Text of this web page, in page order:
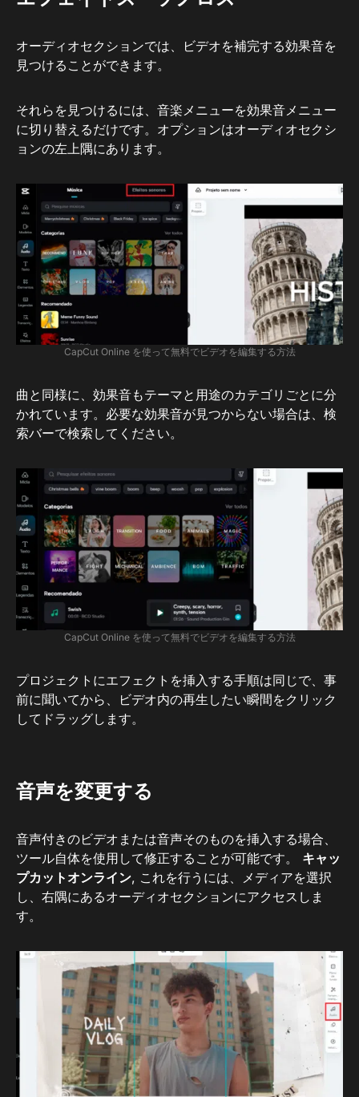
オーディオセクションでは、ビデオを補完する効果音を
見つけることができます。
それらを見つけるには、音楽メニューを効果音メニュー
に切り替えるだけです。オプションはオーディオセクシ
ョンの左上隅にあります。
CapCut Online を使って無料でビデオを編集する方法
曲と同様に、効果音もテーマと用途のカテゴリごとに分
かれています。必要な効果音が見つからない場合は、検
索バーで検索してください。
CapCut Online を使って無料でビデオを編集する方法
プロジェクトにエフェクトを挿入する手順は同じで、事
前に聞いてから、ビデオ内の再生したい瞬間をクリック
してドラッグします。
音声を変更する
音声付きのビデオまたは音声そのものを挿入する場合、
ツール自体を使用して修正することが可能です。 キャッ
プカットオンライン, これを行うには、メディアを選択
し、右隅にあるオーディオセクションにアクセスしま
す。